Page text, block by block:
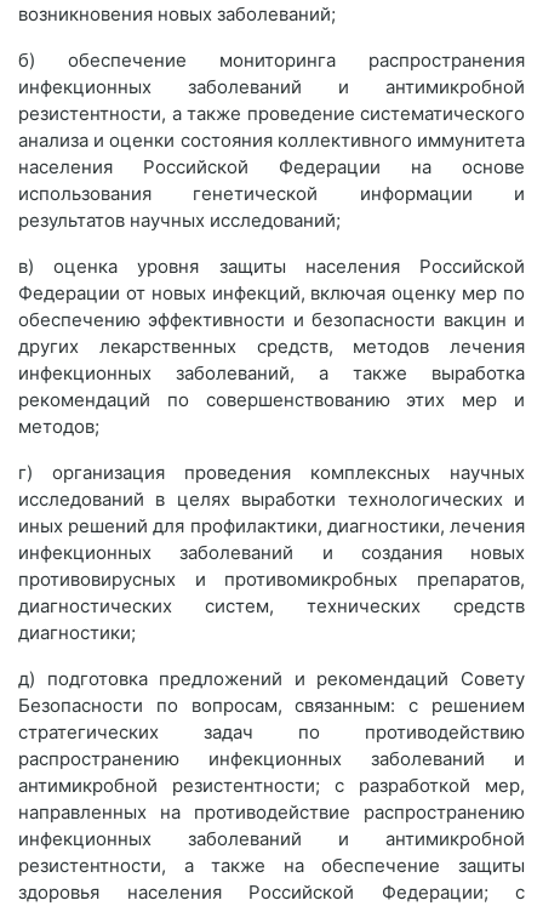
возникновения новых заболеваний;
б) обеспечение мониторинга распространения
инфекционных заболеваний и антимикробной
резистентности, а также проведение систематического
анализа и оценки состояния коллективного иммунитета
населения Российской Федерации на основе
использования генетической информации и
результатов научных исследований;
в) оценка уровня защиты населения Российской
Федерации от новых инфекций, включая оценку мер по
обеспечению эффективности и безопасности вакцин и
других лекарственных средств, методов лечения
инфекционных заболеваний, а также выработка
рекомендаций по совершенствованию этих мер и
методов;
г) организация проведения комплексных научных
исследований в целях выработки технологических и
иных решений для профилактики, диагностики, лечения
инфекционных заболеваний и создания новых
противовирусных и противомикробных препаратов,
диагностических систем, технических средств
диагностики;
д) подготовка предложений и рекомендаций Совету
Безопасности по вопросам, связанным: с решением
стратегических задач по противодействию
распространению инфекционных заболеваний и
антимикробной резистентности; с разработкой мер,
направленных на противодействие распространению
инфекционных заболеваний и антимикробной
резистентности, а также на обеспечение защиты
здоровья населения Российской Федерации; с